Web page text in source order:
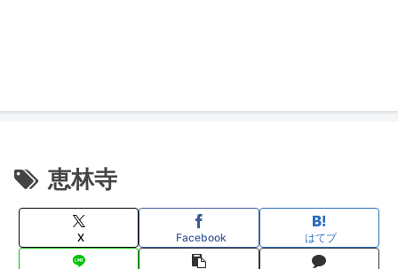
恵林寺
X Facebook はてブ